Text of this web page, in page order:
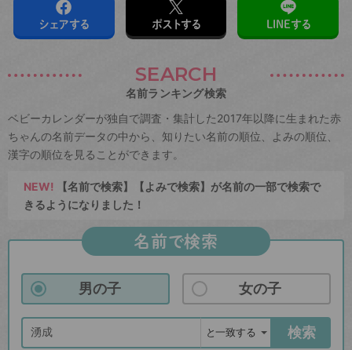
シェアする ポストする LINEする
SEARCH
名前ランキング検索
ベビーカレンダーが独自で調査・集計した2017年以降に生まれた赤
ちゃんの名前データの中から、知りたい名前の順位、よみの順位、
漢字の順位を見ることができます。
NEW! 【名前で検索】【よみで検索】が名前の一部で検索で
きるようになりました！
名前で検索
男の子 女の子
検索